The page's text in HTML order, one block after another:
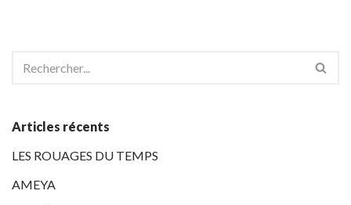
Articles récents
LES ROUAGES DU TEMPS
AMEYA